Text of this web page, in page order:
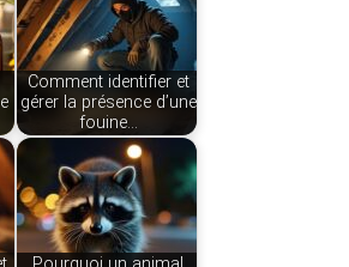
Comment identifier et
gérer la présence d’une
fouine…